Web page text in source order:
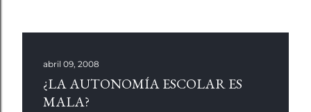
abril 09, 2008
¿LA AUTONOMÍA ESCOLAR ES
MALA?